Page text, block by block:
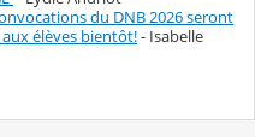
du DNB 2026 seront
élèves bientôt!- Isabelle